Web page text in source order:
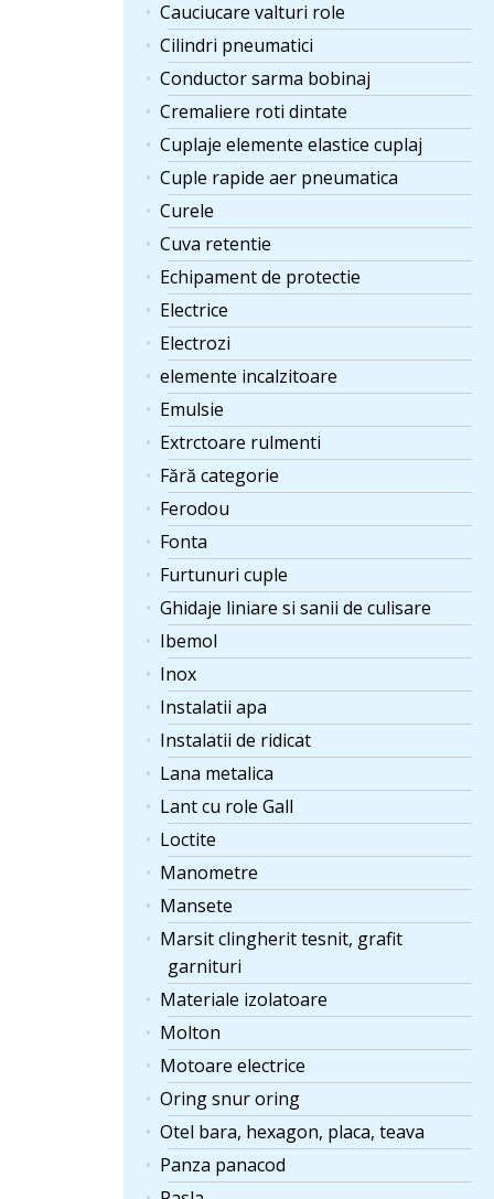
Cauciucare valturi role
Cilindri pneumatici
Conductor sarma bobinaj
Cremaliere roti dintate
Cuplaje elemente elastice cuplaj
Cuple rapide aer pneumatica
Curele
Cuva retentie
Echipament de protectie
Electrice
Electrozi
elemente incalzitoare
Emulsie
Extrctoare rulmenti
Fără categorie
Ferodou
Fonta
Furtunuri cuple
Ghidaje liniare si sanii de culisare
Ibemol
Inox
Instalatii apa
Instalatii de ridicat
Lana metalica
Lant cu role Gall
Loctite
Manometre
Mansete
Marsit clingherit tesnit, grafit
garnituri
Materiale izolatoare
Molton
Motoare electrice
Oring snur oring
Otel bara, hexagon, placa, teava
Panza panacod